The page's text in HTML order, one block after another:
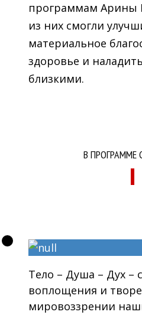
программам Арины
из них смогли
материальное
здоровье и
близкими.
В ПРОГРАММЕ
Тело – Душа – Дух –
воплощения и
мировоззрении